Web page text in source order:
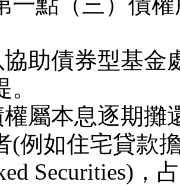
助債券型基金
屬本息逐期攤
(例如住宅貸款
Securities)，